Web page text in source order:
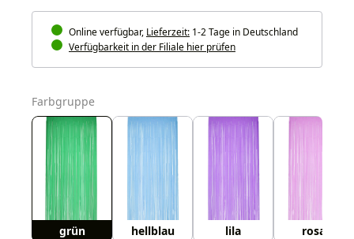
Online verfügbar, Lieferzeit: 1-2 Tage in Deutschland
Verfügbarkeit in der Filiale hier prüfen
Farbgruppe
grün hellblau lila rosa